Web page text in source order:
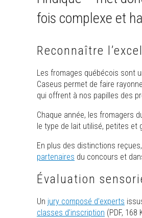
fois complexe et
Reconnaître
Les fromages québécois sont
Caseus permet de faire
qui offrent à nos papilles des
Chaque année, les fromagers
le type de lait utilisé, petites et
En plus des distinctions
partenaires du concours et
Évaluation
Un jury composé d’experts
classes d’inscription (PDF,